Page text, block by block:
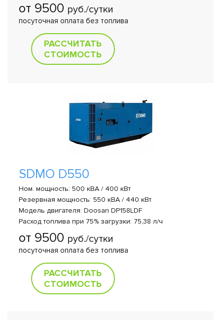
от 9500 руб./сутки
посуточная оплата без топлива
РАССЧИТАТЬ
СТОИМОСТЬ
SDMO D550
Ном. мощность: 500 кВА / 400 кВт
Резервная мощность: 550 кВА / 440 кВт
Модель двигателя: Doosan DP158LDF
Расход топлива при 75% загрузки: 75,38 л/ч
от 9500 руб./сутки
посуточная оплата без топлива
РАССЧИТАТЬ
СТОИМОСТЬ